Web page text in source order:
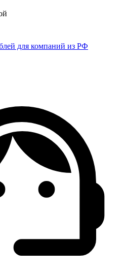
для компаний из РФ